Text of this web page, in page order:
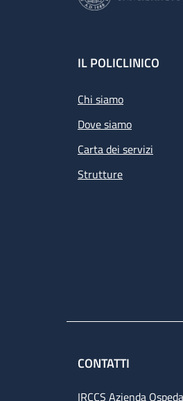
Footer
IL POLICLINICO
Chi siamo
Dove siamo
Carta dei servizi
Strutture
CONTATTI
IRCCS Azienda